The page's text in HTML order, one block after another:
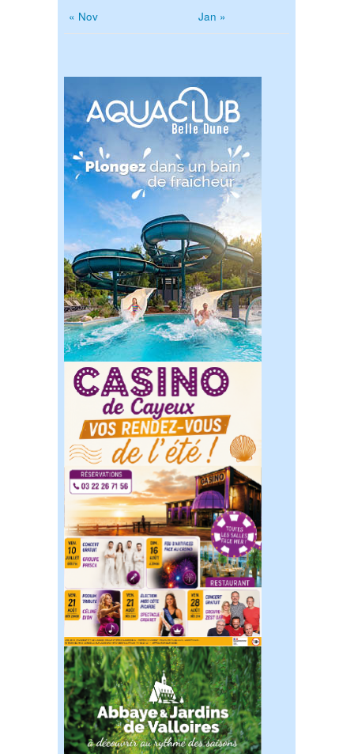
« Nov Jan »